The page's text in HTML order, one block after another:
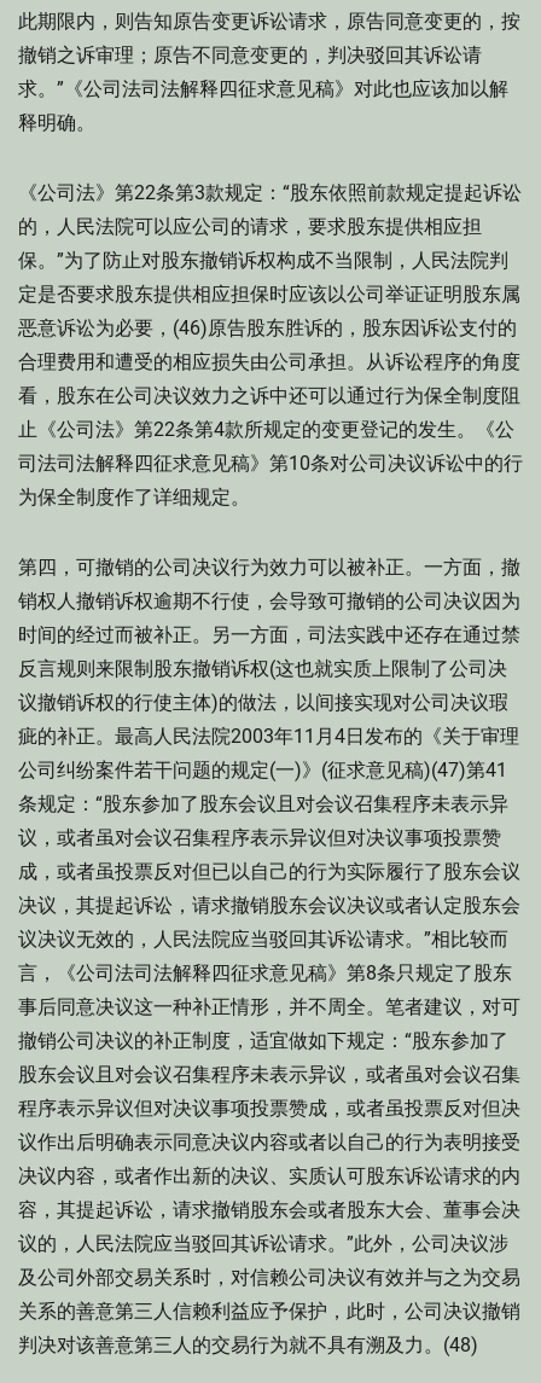
此期限内，则告知原告变更诉讼请求，原告同意变更的，按
撤销之诉审理；原告不同意变更的，判决驳回其诉讼请
求。”《公司法司法解释四征求意见稿》对此也应该加以解
释明确。
《公司法》第22条第3款规定：“股东依照前款规定提起诉讼
的，人民法院可以应公司的请求，要求股东提供相应担
保。”为了防止对股东撤销诉权构成不当限制，人民法院判
定是否要求股东提供相应担保时应该以公司举证证明股东属
恶意诉讼为必要，(46)原告股东胜诉的，股东因诉讼支付的
合理费用和遭受的相应损失由公司承担。从诉讼程序的角度
看，股东在公司决议效力之诉中还可以通过行为保全制度阻
止《公司法》第22条第4款所规定的变更登记的发生。《公
司法司法解释四征求意见稿》第10条对公司决议诉讼中的行
为保全制度作了详细规定。
第四，可撤销的公司决议行为效力可以被补正。一方面，撤
销权人撤销诉权逾期不行使，会导致可撤销的公司决议因为
时间的经过而被补正。另一方面，司法实践中还存在通过禁
反言规则来限制股东撤销诉权(这也就实质上限制了公司决
议撤销诉权的行使主体)的做法，以间接实现对公司决议瑕
疵的补正。最高人民法院2003年11月4日发布的《关于审理
公司纠纷案件若干问题的规定(一)》(征求意见稿)(47)第41
条规定：“股东参加了股东会议且对会议召集程序未表示异
议，或者虽对会议召集程序表示异议但对决议事项投票赞
成，或者虽投票反对但已以自己的行为实际履行了股东会议
决议，其提起诉讼，请求撤销股东会议决议或者认定股东会
议决议无效的，人民法院应当驳回其诉讼请求。”相比较而
言，《公司法司法解释四征求意见稿》第8条只规定了股东
事后同意决议这一种补正情形，并不周全。笔者建议，对可
撤销公司决议的补正制度，适宜做如下规定：“股东参加了
股东会议且对会议召集程序未表示异议，或者虽对会议召集
程序表示异议但对决议事项投票赞成，或者虽投票反对但决
议作出后明确表示同意决议内容或者以自己的行为表明接受
决议内容，或者作出新的决议、实质认可股东诉讼请求的内
容，其提起诉讼，请求撤销股东会或者股东大会、董事会决
议的，人民法院应当驳回其诉讼请求。”此外，公司决议涉
及公司外部交易关系时，对信赖公司决议有效并与之为交易
关系的善意第三人信赖利益应予保护，此时，公司决议撤销
判决对该善意第三人的交易行为就不具有溯及力。(48)